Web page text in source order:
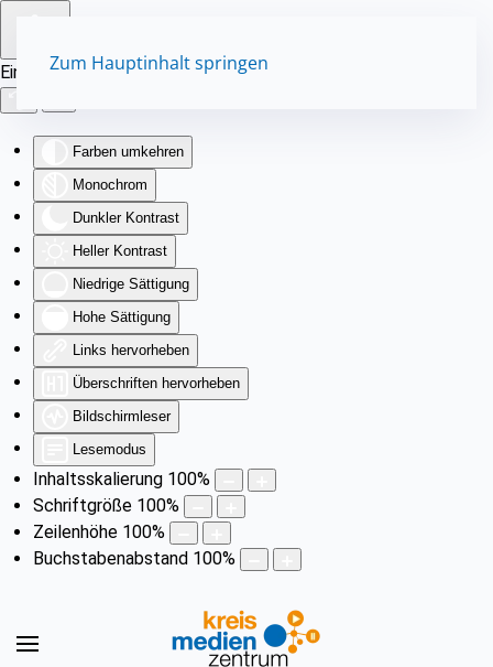
Eingabehilfen öffnen
Farben umkehren
Monochrom
Dunkler Kontrast
Heller Kontrast
Niedrige Sättigung
Hohe Sättigung
Links hervorheben
Überschriften hervorheben
Bildschirmleser
Lesemodus
Inhaltsskalierung 100%
Schriftgröße 100%
Zeilenhöhe 100%
Buchstabenabstand 100%
Zum Hauptinhalt springen